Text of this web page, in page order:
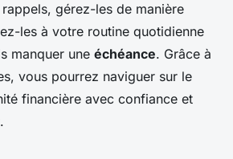
gérez-les de manière
les à votre routine quotidienne
manquer une échéance. Grâce à
vous pourrez naviguer sur le
financière avec confiance et